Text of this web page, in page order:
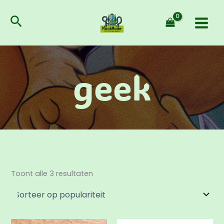
naarZoeken
geek
Toont alle 3 resultaten
populariteit